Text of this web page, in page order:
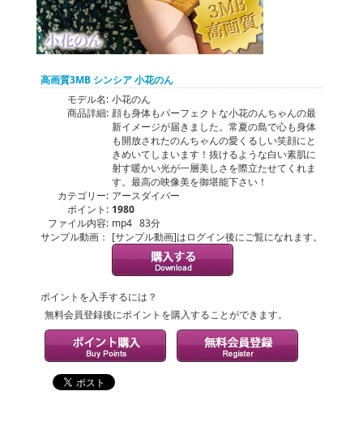
高画質3MB シンシア 小花のん
モデル名: 小花のん
商品詳細: 顔も身体もパーフェクトな小花のんちゃんの最
新イメージが届きました。常夏の島で心も身体
も開放されたのんちゃんの愛くるしい笑顔にと
きめいてしまいます！抜けるような白い素肌に
射す暖かい光が一層美しさを際立たせてくれま
す。最高の映像美を御堪能下さい！
カテゴリー: アースダイバー
ポイント: 1980
ファイル内容: mp4 83分
サンプル動画： [サンプル動画]はログイン後にご覧になれます。
ポイントを入手するには？
無料会員登録後にポイントを購入することができます。